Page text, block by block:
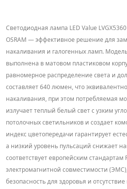
Светодиодная лампа LED Value
OSRAM — эффективное решение для
накаливания и галогенных ламп.
выполнена в матовом пластиковом
равномерное распределение света и
составляет 640 люмен, что
накаливания, при этом потребляемая
излучает теплый белый свет с узким
потолочных светильников и создает
индекс цветопередачи гарантирует
а низкий уровень пульсаций снижает
соответствует европейским
электромагнитной совместимости
безопасность для здоровья и